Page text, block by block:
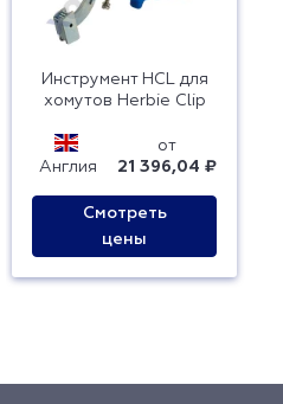
Инструмент HCL для
хомутов Herbie Clip
Англия
от
21 396,04 ₽
Смотреть
цены